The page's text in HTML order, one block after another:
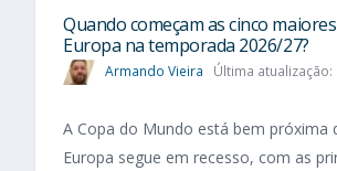
Quando começam as cinco
Europa na temporada 2026/27?
Armando Vieira Última
A Copa do Mundo está bem próxima
Europa segue em recesso, com as